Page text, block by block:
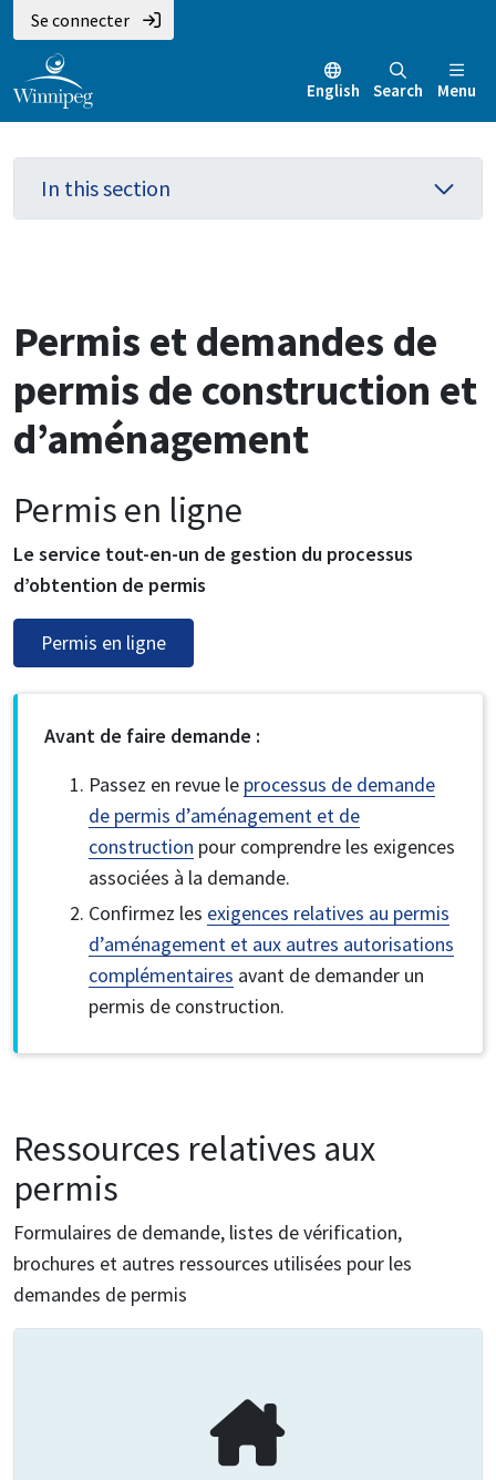
Aller
au
contenu
principal
Skip
to
main
menu
Skip
to
footer
Se connecter
English Search Menu
In this section
Permis et demandes de
permis de construction et
d’aménagement
Permis en ligne
Le service tout-en-un de gestion du processus
d’obtention de permis
Permis en ligne
Avant de faire demande :
Passez en revue le processus de demande
de permis d’aménagement et de
construction pour comprendre les exigences
associées à la demande.
Confirmez les exigences relatives au permis
d’aménagement et aux autres autorisations
complémentaires avant de demander un
permis de construction.
Ressources relatives aux
permis
Formulaires de demande, listes de vérification,
brochures et autres ressources utilisées pour les
demandes de permis